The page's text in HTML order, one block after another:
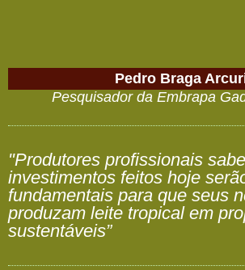
Pedro Braga
Pesquisador da Embrapa
"Produtores profissionais
investimentos feitos hoje
fundamentais para que seus
produzam leite tropical em
sustentáveis”